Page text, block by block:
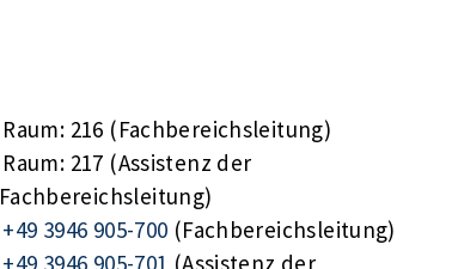
Raum: 216 (Fachbereichsleitung)
Raum: 217 (Assistenz der
Fachbereichsleitung)
+49 3946 905-700 (Fachbereichsleitung)
+49 3946 905-701 (Assistenz der